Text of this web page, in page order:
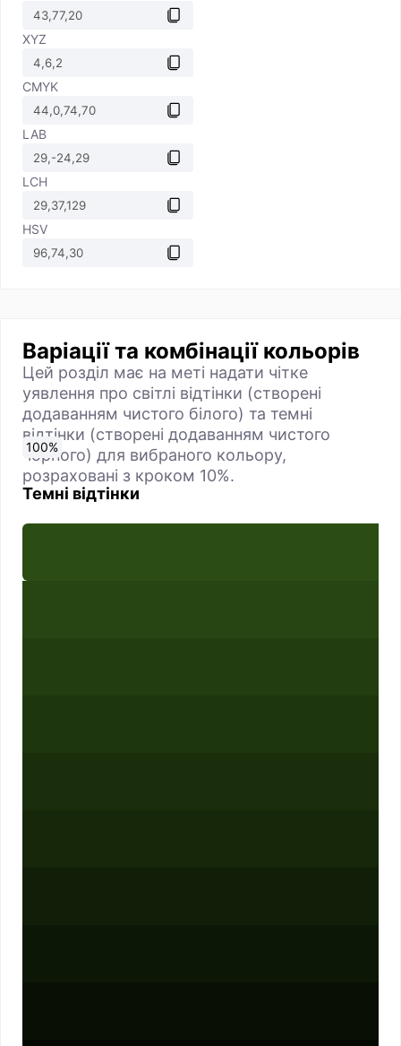
XYZ
CMYK
LAB
LCH
HSV
Варіації та комбінації кольорів
Цей розділ має на меті надати чітке
уявлення про світлі відтінки (створені
додаванням чистого білого) та темні
відтінки (створені додаванням чистого
чорного) для вибраного кольору,
розраховані з кроком 10%.
Темні відтінки
0%
10%
20%
30%
40%
50%
60%
70%
80%
90%
100%